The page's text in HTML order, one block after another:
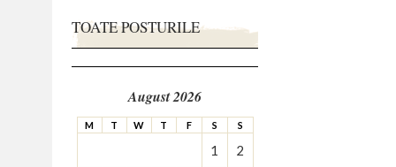
TOATE POSTURILE
August 2026
M T W T F S S
1 2